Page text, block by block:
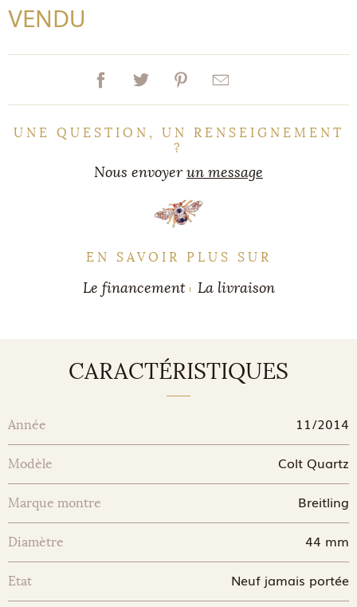
VENDU
UNE QUESTION, UN RENSEIGNEMENT
?
Nous envoyerun message
EN SAVOIR PLUS SUR
Le financement La livraison
CARACTÉRISTIQUES
Année 11/2014
Modèle Colt Quartz
Marque montre Breitling
Diamètre 44 mm
Etat Neuf jamais portée